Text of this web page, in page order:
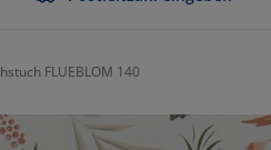
FLUEBLOM 140